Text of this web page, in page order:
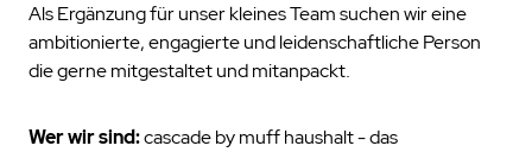
Als Ergänzung für unser kleines Team suchen wir eine
ambitionierte, engagierte und leidenschaftliche Person
die gerne mitgestaltet und mitanpackt.
Wer wir sind:cascade by muff haushalt - das